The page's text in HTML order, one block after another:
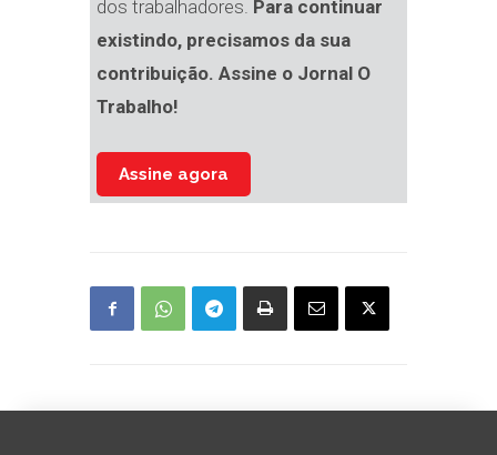
dos trabalhadores. Para continuar
existindo, precisamos da sua
contribuição. Assine o Jornal O
Trabalho!
Assine agora